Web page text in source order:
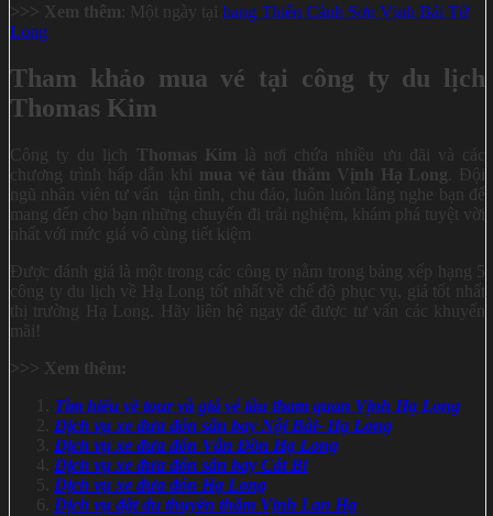
>>> Xem thêm : Một ngày tại hang Thiên Cảnh Sơn Vịnh Bái Tử
Long
Tham khảo mua vé tại công ty du lịch
Thomas Kim
Công ty du lịch Thomas Kim là nơi chứa nhiều ưu đãi và các
chương trình hấp dẫn khi mua vé tàu thăm Vịnh Hạ Long . Đội
ngũ nhân viên tư vấn tận tình, chu đáo, luôn luôn lắng nghe bạn để
mang đến cho bạn những chuyến đi trải nghiệm, khám phá tuyệt vời
nhất với mức giá vô cùng tiết kiệm
Được đánh giá là một trong các công ty nằm trong bảng xếp hạng 5
công ty du lịch về Hạ Long tốt nhất về chế độ phục vụ, giá tốt nhất
thị trường Hạ Long. Hãy liên hệ ngay để được tư vấn các khuyến
mãi!
>>> Xem thêm:
Tìm hiểu về tour và giá vé tàu tham quan Vịnh Hạ Long
Dịch vụ xe đưa đón sân bay Nội Bài- Hạ Long
Dịch vụ xe đưa đón Vân Đồn Hạ Long
Dịch vụ xe đưa đón sân bay Cát Bi
Dịch vụ xe đưa đón Hạ Long
Dịch vụ đặt du thuyền thăm Vịnh Lan Hạ